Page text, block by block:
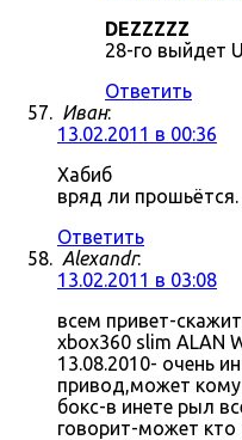
DEZZZZZ
28-го выйдет
Ответить
Иван:
13.02.2011 в 00:36
Хабиб
вряд ли прошьётся.
Ответить
Alexandr:
13.02.2011 в 03:08
всем привет-
xbox360 slim ALAN
13.08.2010- очень
привод,может
бокс-в инете рыл
говорит-может